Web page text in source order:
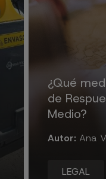
¿Qué
de
Medio?
Autor: Ana
LEGAL